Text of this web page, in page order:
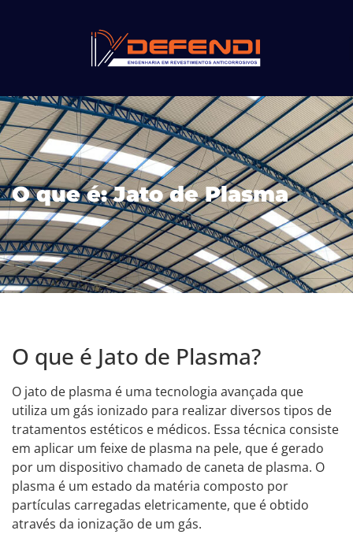
O que é: Jato de Plasma
O que é Jato de Plasma?
O jato de plasma é uma tecnologia avançada que
utiliza um gás ionizado para realizar diversos tipos de
tratamentos estéticos e médicos. Essa técnica consiste
em aplicar um feixe de plasma na pele, que é gerado
por um dispositivo chamado de caneta de plasma. O
plasma é um estado da matéria composto por
partículas carregadas eletricamente, que é obtido
através da ionização de um gás.